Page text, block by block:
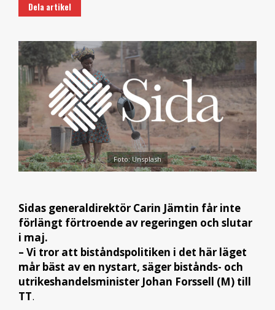
Dela artikel
Foto: Unsplash
Sidas generaldirektör Carin Jämtin får inte
förlängt förtroende av regeringen och slutar
i maj.
– Vi tror att biståndspolitiken i det här läget
mår bäst av en nystart, säger bistånds- och
utrikeshandelsminister Johan Forssell (M) till
TT.